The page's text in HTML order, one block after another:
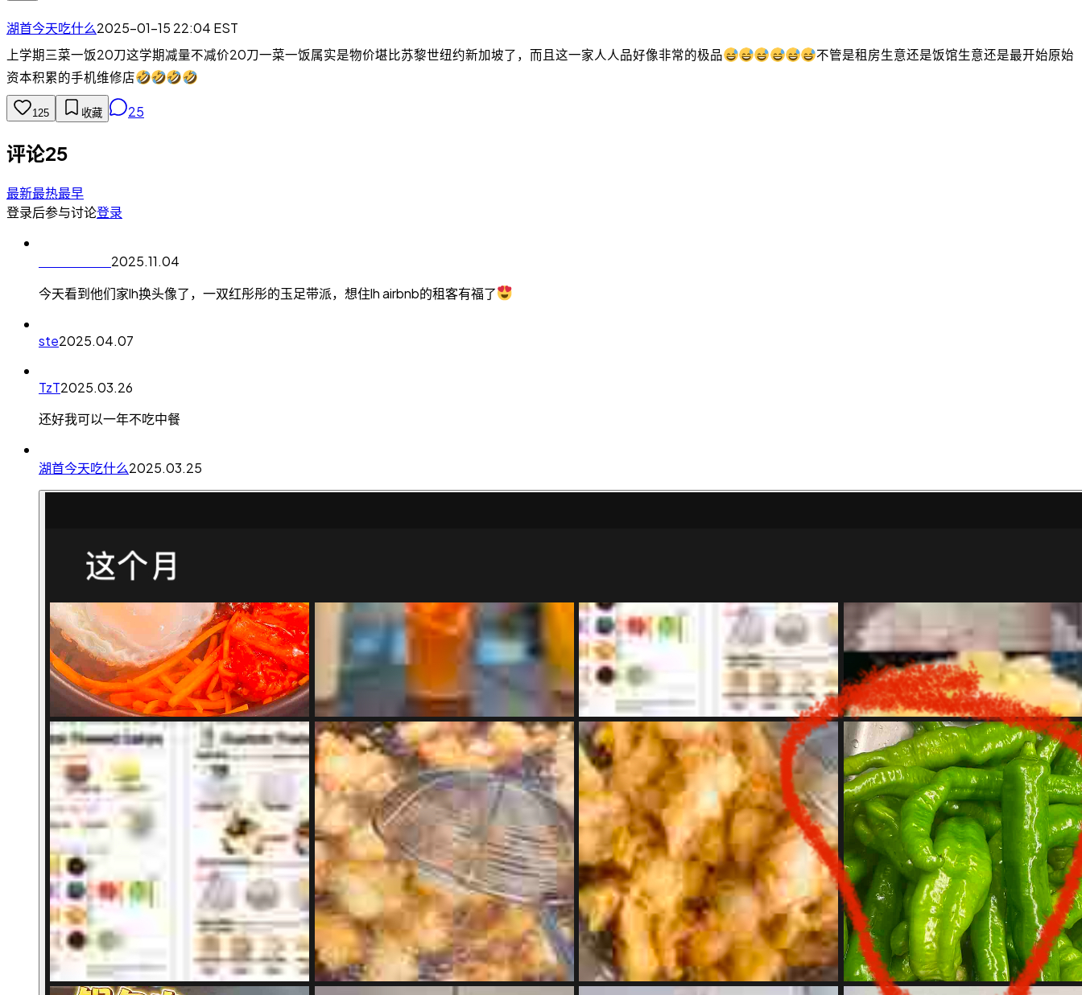
湖首今天吃什么2025-01-15 22:04 EST
上学期三菜一饭20刀这学期减量不减价20刀一菜一饭属实是物价堪比苏黎世纽约新加坡了，而且这一家人人品好像非常的极品
不管是租房生意还是饭馆生意还是最开始原始
资本积累的手机维修店
125 收藏 25
评论25
最新最热最早
登录后参与讨论登录
2025.11.04
今天看到他们家lh换头像了，一双红彤彤的玉足带派，想住lh airbnb的租客有福了
ste2025.04.07
TzT2025.03.26
还好我可以一年不吃中餐
湖首今天吃什么2025.03.25